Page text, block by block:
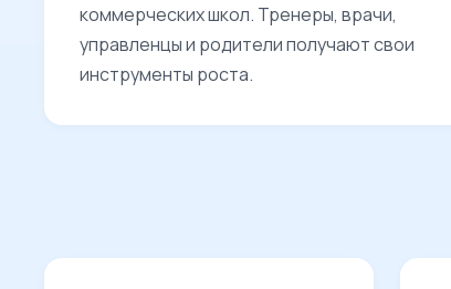
коммерческих школ. Тренеры, врачи,
управленцы и родители получают свои
инструменты роста.